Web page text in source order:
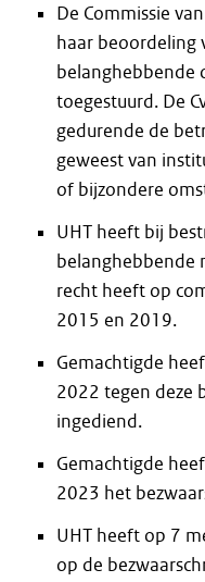
De Commissie
haar beoordeling
belanghebbende
toegestuurd. De
gedurende de
geweest van
of bijzondere
UHT heeft bij
belanghebbende
recht heeft op
2015 en 2019.
Gemachtigde
2022 tegen deze
ingediend.
Gemachtigde
2023 het
UHT heeft op 7
op de